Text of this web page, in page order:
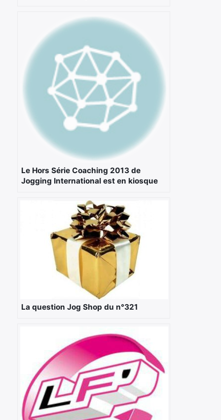
Le Hors Série Coaching 2013 de
Jogging International est en kiosque
La question Jog Shop du n°321